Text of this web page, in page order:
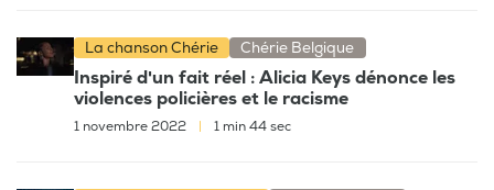
La chanson Chérie Chérie Belgique
Inspiré d'un fait réel : Alicia Keys dénonce les
violences policières et le racisme
1 novembre 2022 1 min 44 sec